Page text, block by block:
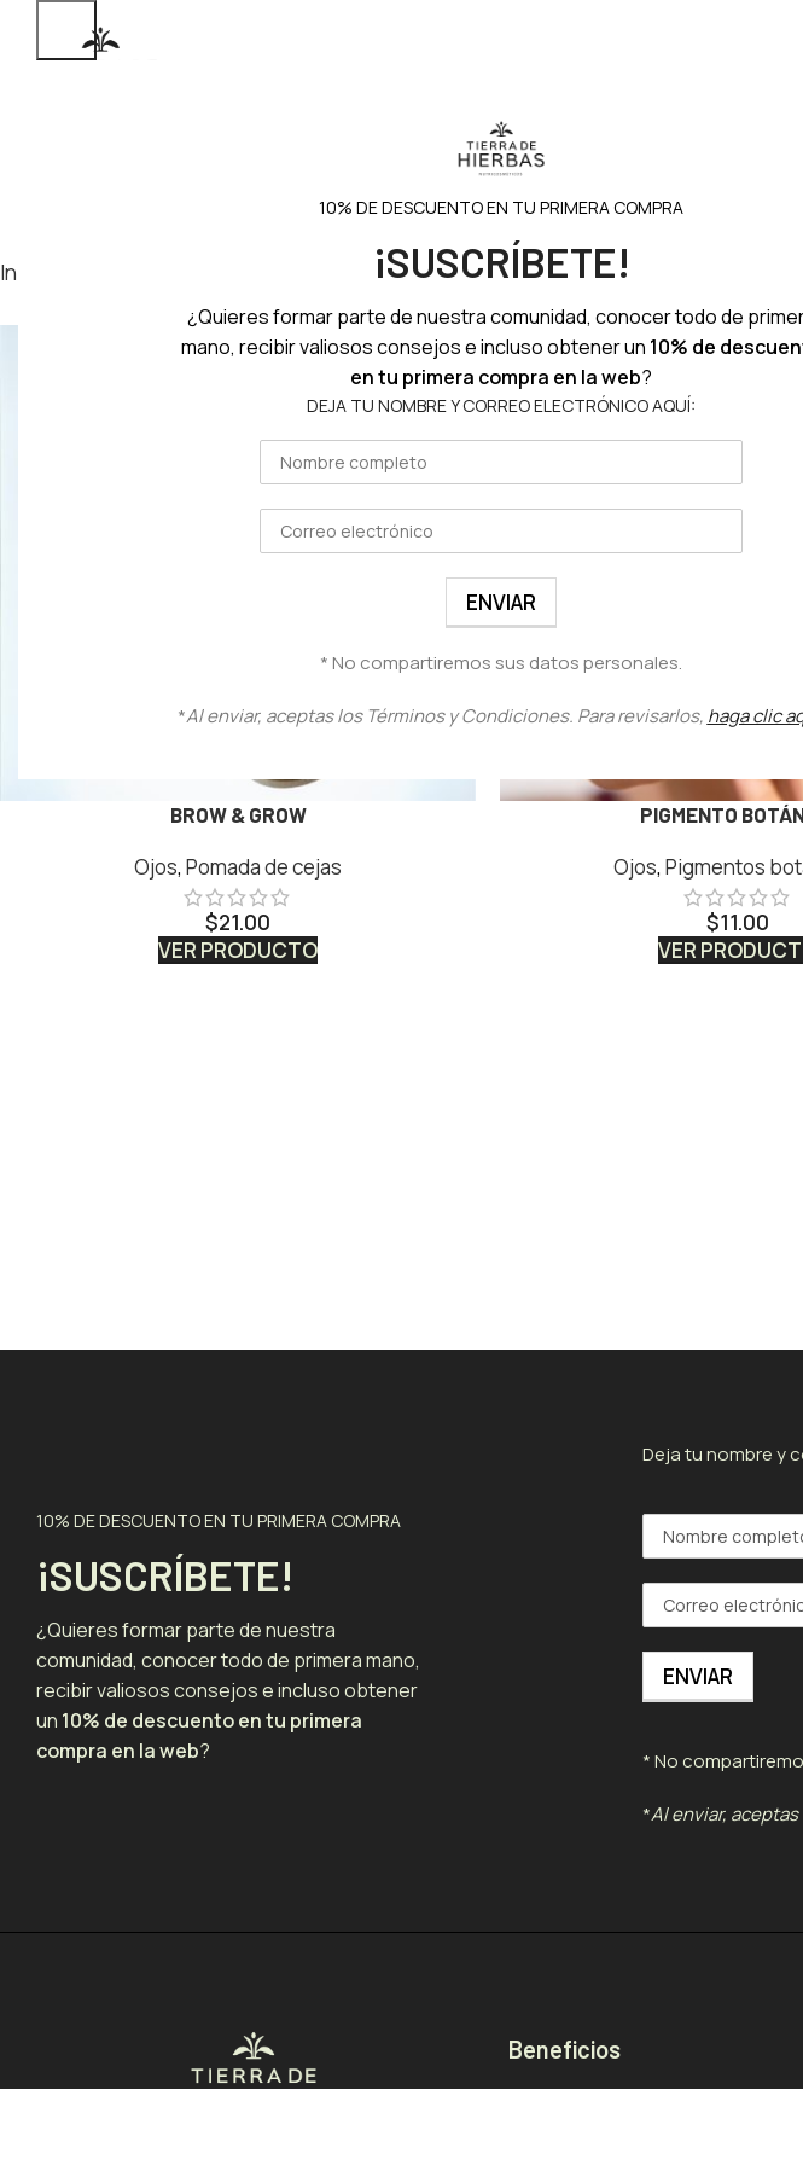
10% DE DESCUENTO EN TU PRIMERA COMPRA
¡SUSCRÍBETE!
¿Quieres formar parte de nuestra comunidad, conocer todo de
mano, recibir valiosos consejos e incluso obtener un 10% de
en tu primera compra en la web?
DEJA TU NOMBRE Y CORREO ELECTRÓNICO AQUÍ:
* No compartiremos sus datos personales.
*Al enviar, aceptas los Términos y Condiciones. Para revisarlos, haga clic
Inicio
BROW & GROW
Ojos, Pomada de cejas
$21.00
VER PRODUCTO
PIGMENTO
Ojos, Pigmentos
$11.00
VER
10% DE DESCUENTO EN TU PRIMERA COMPRA
¡SUSCRÍBETE!
¿Quieres formar parte de nuestra
comunidad, conocer todo de primera mano,
recibir valiosos consejos e incluso obtener
un 10% de descuento en tu primera
compra en la web?
Deja tu nombre y
* No
*Al enviar,
Beneficios